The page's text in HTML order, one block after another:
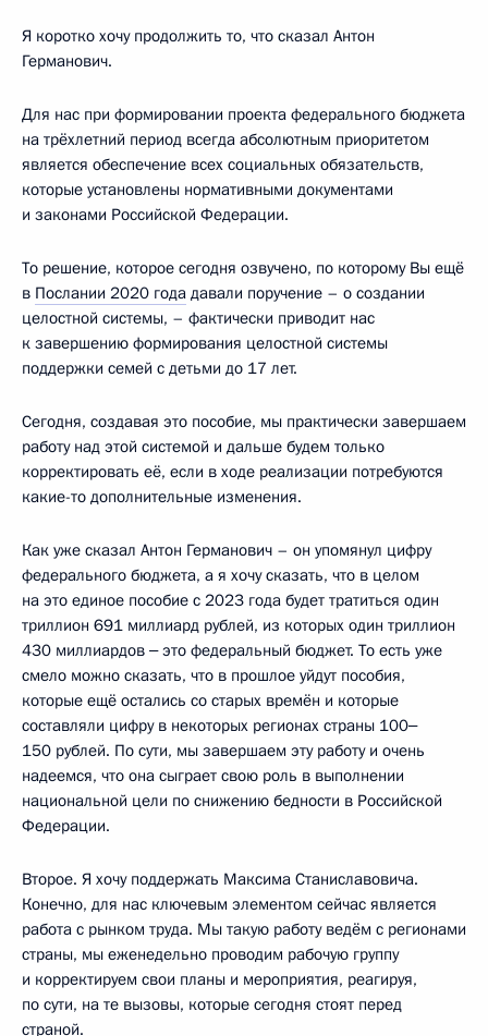
Я коротко хочу продолжить то, что сказал Антон
Германович.
Для нас при формировании проекта федерального бюджета
на трёхлетний период всегда абсолютным приоритетом
является обеспечение всех социальных обязательств,
которые установлены нормативными документами
и законами Российской Федерации.
То решение, которое сегодня озвучено, по которому Вы ещё
в Послании 2020 года давали поручение – о создании
целостной системы, – фактически приводит нас
к завершению формирования целостной системы
поддержки семей с детьми до 17 лет.
Сегодня, создавая это пособие, мы практически завершаем
работу над этой системой и дальше будем только
корректировать её, если в ходе реализации потребуются
какие-то дополнительные изменения.
Как уже сказал Антон Германович – он упомянул цифру
федерального бюджета, а я хочу сказать, что в целом
на это единое пособие с 2023 года будет тратиться один
триллион 691 миллиард рублей, из которых один триллион
430 миллиардов ‒ это федеральный бюджет. То есть уже
смело можно сказать, что в прошлое уйдут пособия,
которые ещё остались со старых времён и которые
составляли цифру в некоторых регионах страны 100‒
150 рублей. По сути, мы завершаем эту работу и очень
надеемся, что она сыграет свою роль в выполнении
национальной цели по снижению бедности в Российской
Федерации.
Второе. Я хочу поддержать Максима Станиславовича.
Конечно, для нас ключевым элементом сейчас является
работа с рынком труда. Мы такую работу ведём с регионами
страны, мы еженедельно проводим рабочую группу
и корректируем свои планы и мероприятия, реагируя,
по сути, на те вызовы, которые сегодня стоят перед
страной.